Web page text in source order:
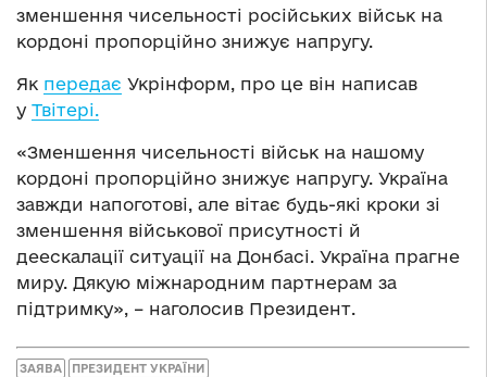
зменшення чисельності російських військ на
кордоні пропорційно знижує напругу.
Як передає Укрінформ, про це він написав
у Твітері.
«Зменшення чисельності військ на нашому
кордоні пропорційно знижує напругу. Україна
завжди напоготові, але вітає будь-які кроки зі
зменшення військової присутності й
деескалації ситуації на Донбасі. Україна прагне
миру. Дякую міжнародним партнерам за
підтримку», – наголосив Президент.
ЗАЯВА ПРЕЗИДЕНТ УКРАЇНИ